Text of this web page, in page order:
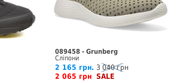
089458 - Grunberg
Сліпони
2 165 грн. 3 040 грн
2 065 грн SALE